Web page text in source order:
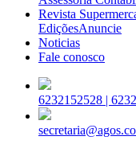
Revista
EdiçõesAnuncie
Noticias
Fale conosco
6232152528 |